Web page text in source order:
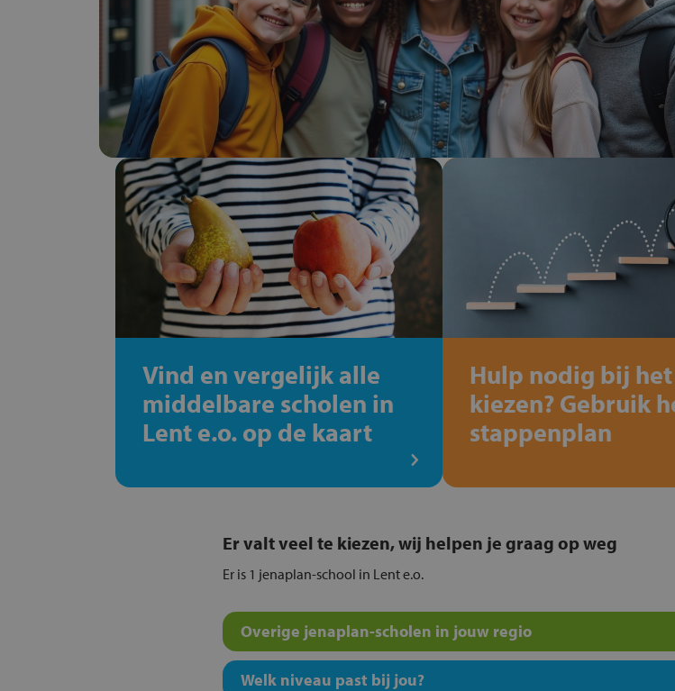
Vind en vergelijk alle
middelbare scholen in
Lent e.o. op de kaart
Hulp nodig bij het
kiezen? Gebruik
stappenplan
Er valt veel te kiezen, wij helpen je graag op weg
Er is 1 jenaplan-school in Lent e.o.
Overige jenaplan-scholen in jouw regio
Welk niveau past bij jou?